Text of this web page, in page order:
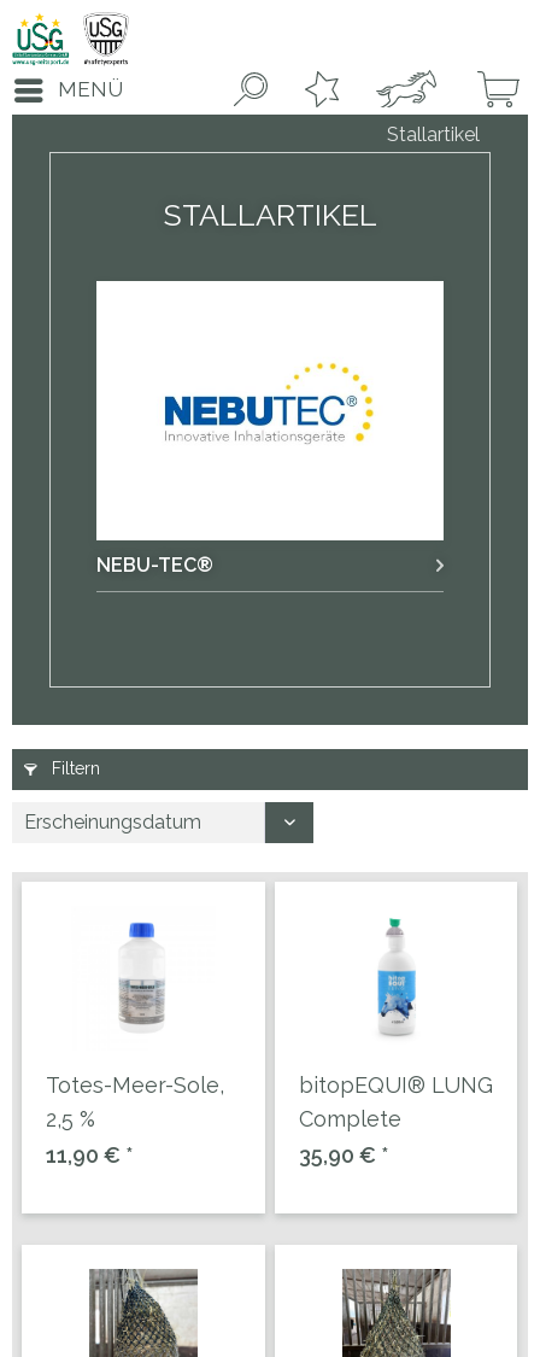
MENÜ
Stallartikel
STALLARTIKEL
NEBU-TEC®
Filtern
Totes-Meer-Sole,
2,5 %
Konzentration
11,90 € *
bitopEQUI® LUNG
Complete
35,90 € *